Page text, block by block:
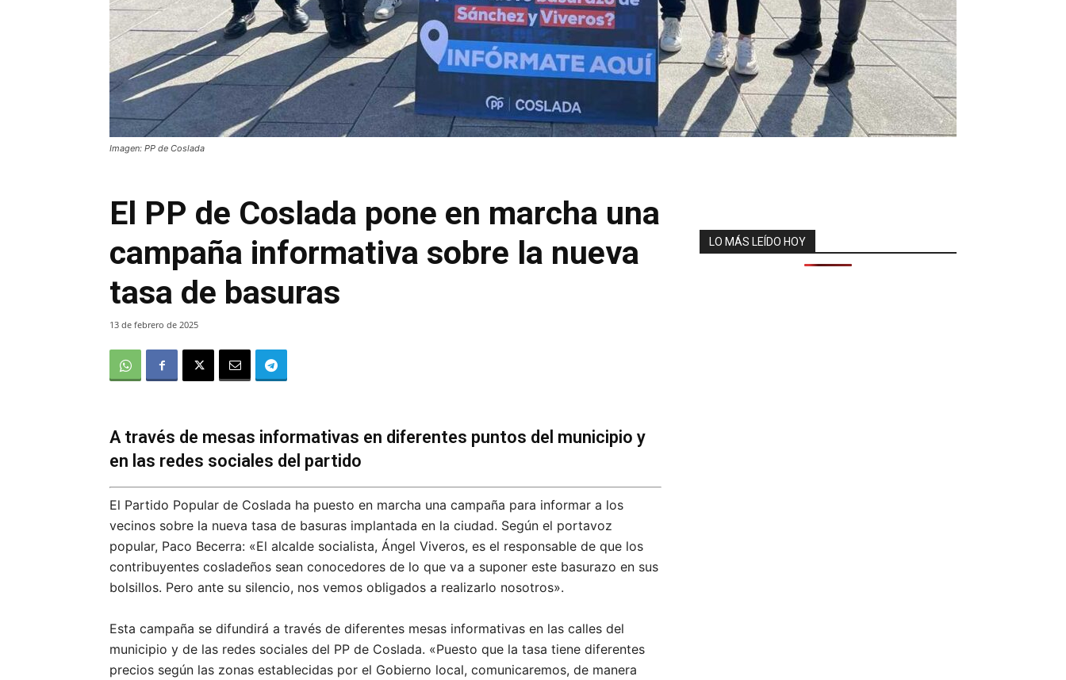
Imagen: PP de Coslada
El PP de Coslada pone en marcha una
campaña informativa sobre la nueva
tasa de basuras
13 de febrero de 2025
A través de mesas informativas en diferentes puntos del municipio y
en las redes sociales del partido
El Partido Popular de Coslada ha puesto en marcha una campaña para informar a los
vecinos sobre la nueva tasa de basuras implantada en la ciudad. Según el portavoz
popular, Paco Becerra: «El alcalde socialista, Ángel Viveros, es el responsable de que los
contribuyentes cosladeños sean conocedores de lo que va a suponer este basurazo en sus
bolsillos. Pero ante su silencio, nos vemos obligados a realizarlo nosotros».
Esta campaña se difundirá a través de diferentes mesas informativas en las calles del
municipio y de las redes sociales del PP de Coslada. «Puesto que la tasa tiene diferentes
precios según las zonas establecidas por el Gobierno local, comunicaremos, de manera
LO MÁS LEÍDO HOY